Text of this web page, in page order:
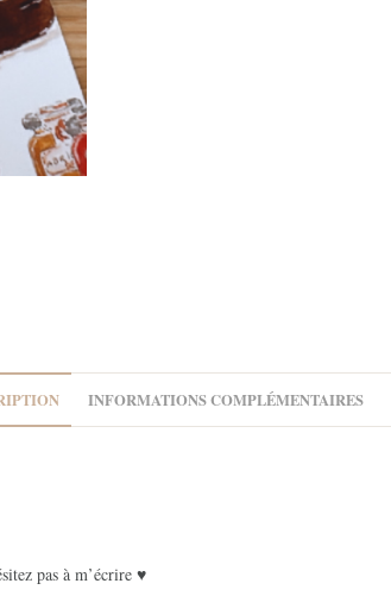
INFORMATIONS COMPLÉMENTAIRES
pas à m’écrire ♥